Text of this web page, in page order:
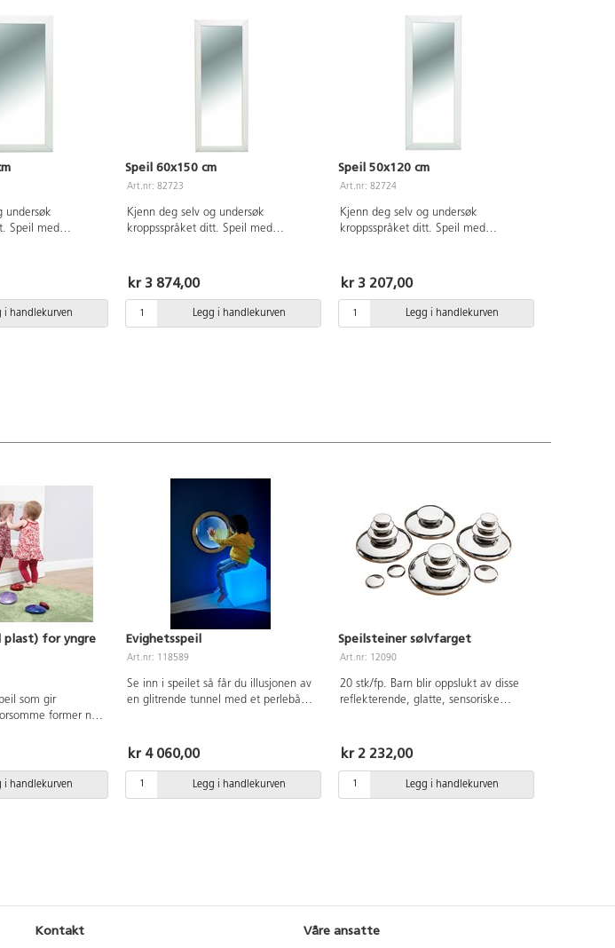
undersøk
og liggende.
i handlekurven
Speil 60x150 cm
Art.nr: 82723
Kjenn deg selv og undersøk
kroppsspråket ditt. Speil med
henges både stående og liggende.
kr 3 874,00
Legg i handlekurven
Speil 50x120 cm
Art.nr: 82724
Kjenn deg selv og undersøk
kroppsspråket ditt. Speil med
henges både stående og liggende.
kr 3 207,00
Legg i handlekurven
plast) for yngre
som gir
former når
holdbar, sikker
i lav høyde
yngre barn.
miljøer som
i handlekurven
Evighetsspeil
Art.nr: 118589
Se inn i speilet så får du illusjonen av
en glitrende tunnel med et perlebånd
som henges på veggen.
Opphengskroker på baksiden for
montering på vegg (beslag følger ikke
med). Drevet av 3 AA-batterier (ikke
kr 4 060,00
Legg i handlekurven
Speilsteiner sølvfarget
Art.nr: 12090
20 stk/fp. Barn blir oppslukt av disse
reflekterende, glatte, sensoriske
bygg tårn av dem. Ideelle for å bygge
månelandskap i miniatyr med.
Speilsteinene har 4 forskjellige
størrelser fra 4,5 til 15 cm i diameter.
kr 2 232,00
Legg i handlekurven
Kontakt Våre ansatte